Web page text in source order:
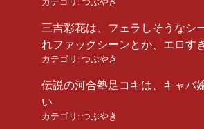
カテゴリ: つぶやき
三吉彩花は、フェラしそうなシ
れファックシーンとか、エロす
カテゴリ: つぶやき
伝説の河合塾足コキは、キャバ
い
カテゴリ: つぶやき